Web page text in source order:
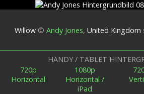
Willow © Andy Jones, United Kingdom
HANDY / TABLET
720p
Horizontal
1080p
Horizontal /
iPad